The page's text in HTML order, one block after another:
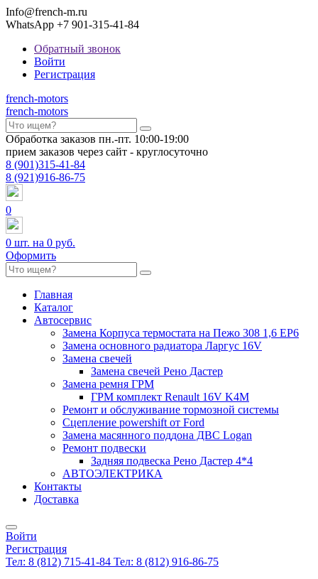
Info@french-m.ru
WhatsApp +7 901-315-41-84
Обратный звонок
Войти
Регистрация
french-motors
french-motors
Обработка заказов пн.-пт. 10:00-19:00
прием заказов через сайт - круглосуточно
8 (901)315-41-84
8 (921)916-86-75
0
0 шт. на 0 руб.
Оформить
Главная
Каталог
Автосервис
Замена Корпуса термостата на Пежо 308 1,6 EP6
Замена основного радиатора Ларгус 16V
Замена свечей
Замена свечей Рено Дастер
Замена ремня ГРМ
ГРМ комплект Renault 16V K4M
Ремонт и обслуживание тормозной системы
Сцепление powershift от Ford
Замена масянного поддона ДВС Logan
Ремонт подвески
Задняя подвеска Рено Дастер 4*4
АВТОЭЛЕКТРИКА
Контакты
Доставка
Войти
Регистрация
Тел: 8 (812) 715-41-84 Тел: 8 (812) 916-86-75